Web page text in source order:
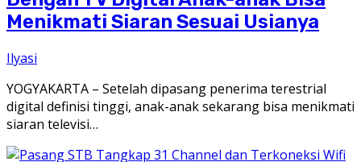
Menikmati Siaran Sesuai Usianya
Ilyasi
YOGYAKARTA – Setelah dipasang penerima terestrial
digital definisi tinggi, anak-anak sekarang bisa menikmati
siaran televisi…